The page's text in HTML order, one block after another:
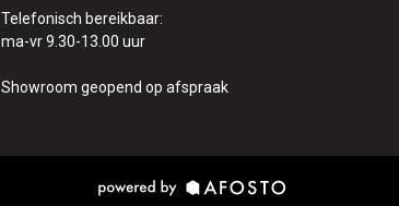
Telefonisch bereikbaar:
ma-vr 9.30-13.00 uur
Showroom geopend op afspraak